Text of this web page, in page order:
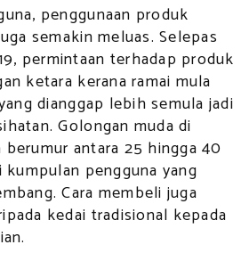
penggunaan produk
semakin meluas. Selepas
permintaan terhadap produk
ketara kerana ramai mula
dianggap lebih semula jadi
Golongan muda di
berumur antara 25 hingga 40
pengguna yang
Cara membeli juga
kedai tradisional kepada